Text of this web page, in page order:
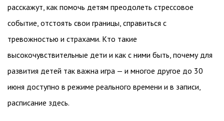
расскажут, как помочь детям преодолеть стрессовое
событие, отстоять свои границы, справиться с
тревожностью и страхами. Кто такие
высокочувствительные дети и как с ними быть, почему для
развития детей так важна игра — и многое другое до 30
июня доступно в режиме реального времени и в записи,
расписание здесь.